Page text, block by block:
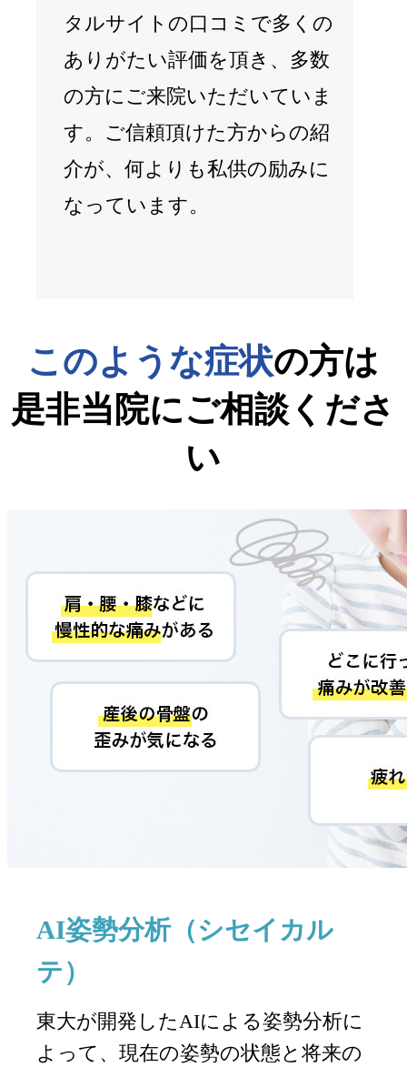
タルサイトの口コミで多くの
ありがたい評価を頂き、多数
の方にご来院いただいていま
す。ご信頼頂けた方からの紹
介が、何よりも私供の励みに
なっています。
このような症状の方は
是非当院にご相談くださ
い
AI姿勢分析（シセイカル
テ）
東大が開発したAIによる姿勢分析に
よって、現在の姿勢の状態と将来の